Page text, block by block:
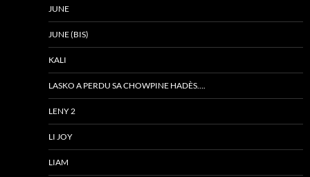
JUNE
JUNE (BIS)
KALI
LASKO A PERDU SA CHOWPINE HADÈS….
LENY 2
LI JOY
LIAM